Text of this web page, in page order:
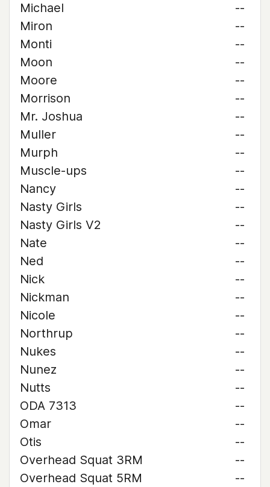
Michael
--
Miron
--
Monti
--
Moon
--
Moore
--
Morrison
--
Mr. Joshua
--
Muller
--
Murph
--
Muscle-ups
--
Nancy
--
Nasty Girls
--
Nasty Girls V2
--
Nate
--
Ned
--
Nick
--
Nickman
--
Nicole
--
Northrup
--
Nukes
--
Nunez
--
Nutts
--
ODA 7313
--
Omar
--
Otis
--
Overhead Squat 3RM
--
Overhead Squat 5RM
--